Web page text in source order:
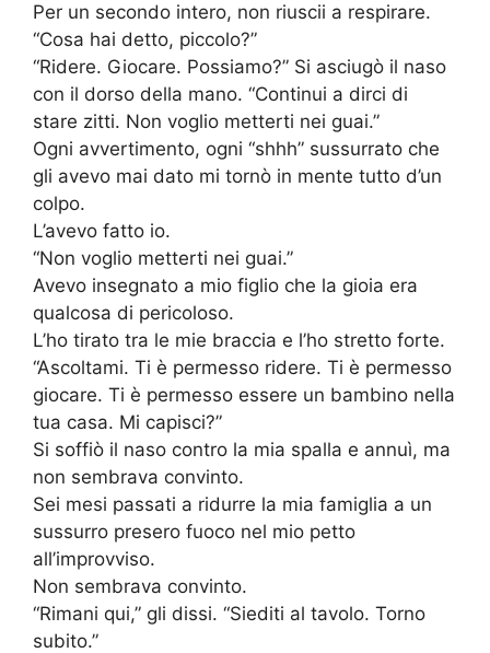
Per un secondo intero, non riuscii a respirare.
“Cosa hai detto, piccolo?”
“Ridere. Giocare. Possiamo?” Si asciugò il naso
con il dorso della mano. “Continui a dirci di
stare zitti. Non voglio metterti nei guai.”
Ogni avvertimento, ogni “shhh” sussurrato che
gli avevo mai dato mi tornò in mente tutto d’un
colpo.
L’avevo fatto io.
“Non voglio metterti nei guai.”
Avevo insegnato a mio figlio che la gioia era
qualcosa di pericoloso.
L’ho tirato tra le mie braccia e l’ho stretto forte.
“Ascoltami. Ti è permesso ridere. Ti è permesso
giocare. Ti è permesso essere un bambino nella
tua casa. Mi capisci?”
Si soffiò il naso contro la mia spalla e annuì, ma
non sembrava convinto.
Sei mesi passati a ridurre la mia famiglia a un
sussurro presero fuoco nel mio petto
all’improvviso.
Non sembrava convinto.
“Rimani qui,” gli dissi. “Siediti al tavolo. Torno
subito.”